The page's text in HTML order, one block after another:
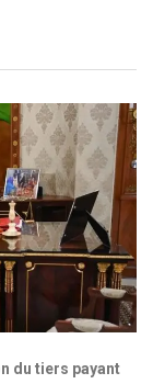
du tiers payant